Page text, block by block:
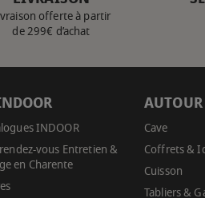
offerte à partir
de 299€ d’achat
INDOOR
vous Entretien &
en Charente
Cave
Coffrets &
Cuisson
Tabliers &